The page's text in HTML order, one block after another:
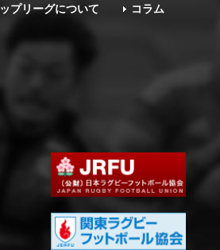
プリーグについて コラム